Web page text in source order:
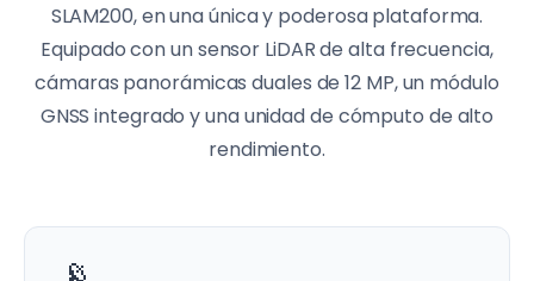
SLAM200, en una única y poderosa plataforma.
Equipado con un sensor LiDAR de alta frecuencia,
cámaras panorámicas duales de 12 MP, un módulo
GNSS integrado y una unidad de cómputo de alto
rendimiento.